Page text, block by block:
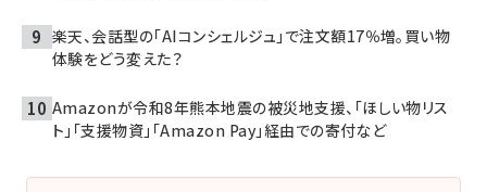
楽天、会話型の「AIコンシェルジュ」で注文額17％増。買い物
体験をどう変えた？
Amazonが令和8年熊本地震の被災地支援、「ほしい物リス
ト」「支援物資」「Amazon Pay」経由での寄付など